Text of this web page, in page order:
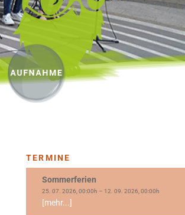
TERMINE
Sommerferien
25. 07. 2026, 00:00h – 12. 09. 2026, 00:00h
[mehr...]